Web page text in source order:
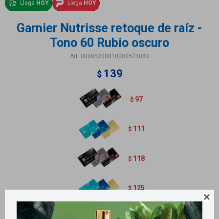

Llega HOY Llega HOY
Garnier Nutrisse retoque de raíz -
Tono 60 Rubio oscuro
00005200810000520083
$ 139
$ 97
$ 111
$ 118
$ 125
Variantes: